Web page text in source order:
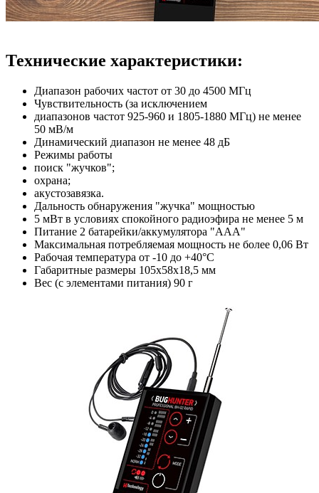
Технические характеристики:
Диапазон рабочих частот от 30 до 4500 МГц
Чувствительность (за исключением
диапазонов частот 925-960 и 1805-1880 МГц) не менее
50 мВ/м
Динамический диапазон не менее 48 дБ
Режимы работы
поиск "жучков";
охрана;
акустозавязка.
Дальность обнаружения "жучка" мощностью
5 мВт в условиях спокойного радиоэфира не менее 5 м
Питание 2 батарейки/аккумулятора "ААА"
Максимальная потребляемая мощность не более 0,06 Вт
Рабочая температура от -10 до +40°С
Габаритные размеры 105х58х18,5 мм
Вес (с элементами питания) 90 г